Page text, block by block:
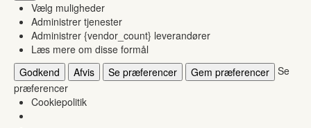
Vælg muligheder
Administrer tjenester
Administrer {vendor_count} leverandører
Læs mere om disse formål
Godkend
Afvis Se præferencer Gem præferencer Se
præferencer
Cookiepolitik